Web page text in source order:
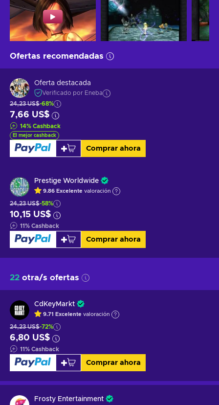
Ofertas recomendadas
Oferta destacada
Verificado por Eneba
24,23 US$-68%
7,66 US$
14% Cashback
El mejor cashback
Comprar ahora
Prestige Worldwide
9.86 Excelente valoración
24,23 US$-58%
10,15 US$
11% Cashback
Comprar ahora
22 otra/s ofertas
CdKeyMarkt
9.71 Excelente valoración
24,23 US$-72%
6,80 US$
11% Cashback
Comprar ahora
Frosty Entertainment